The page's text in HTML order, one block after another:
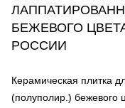
БЕЖЕВОГО
РОССИИ
Керамическая плитка
(полуполир.) бежевого